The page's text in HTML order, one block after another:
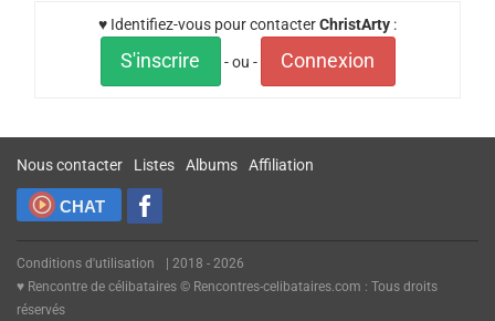
♥ Identifiez-vous pour contacterChristArty :
S'inscrire - ou - Connexion
Nous contacter Listes Albums Affiliation
CHAT
Conditions d'utilisation
| 2018 - 2026
♥ Rencontre de célibataires © Rencontres-celibataires.com : Tous droits
réservés